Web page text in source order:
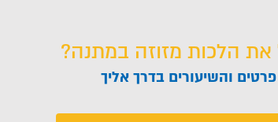
את הלכות מזוזה במתנה?
והשיעורים בדרך אליך